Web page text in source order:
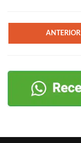
ANTERIOR